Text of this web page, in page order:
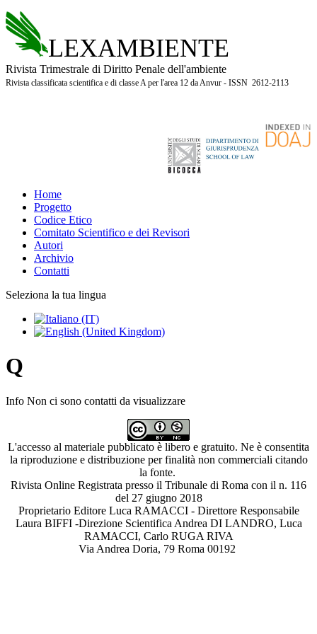
LEXAMBIENTE
Rivista Trimestrale di Diritto Penale dell'ambiente
Rivista classificata scientifica e di classe A per l'area 12 da Anvur - ISSN 2612-2113
Home
Progetto
Codice Etico
Comitato Scientifico e dei Revisori
Autori
Archivio
Contatti
Seleziona la tua lingua
Q
Info Non ci sono contatti da visualizzare
L'accesso al materiale pubblicato è libero e gratuito. Ne è consentita
la riproduzione e distribuzione per finalità non commerciali citando
la fonte.
Rivista Online Registrata presso il Tribunale di Roma con il n. 116
del 27 giugno 2018
Proprietario Editore Luca RAMACCI - Direttore Responsabile
Laura BIFFI -Direzione Scientifica Andrea DI LANDRO, Luca
RAMACCI, Carlo RUGA RIVA
Via Andrea Doria, 79 Roma 00192